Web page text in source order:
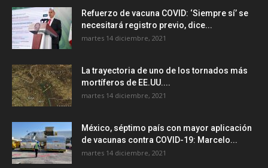
Refuerzo de vacuna COVID: ‘Siempre sí’ se
necesitará registro previo, dice...
martes 14 diciembre, 2021
La trayectoria de uno de los tornados más
mortíferos de EE.UU....
martes 14 diciembre, 2021
México, séptimo país con mayor aplicación
de vacunas contra COVID-19: Marcelo...
martes 14 diciembre, 2021